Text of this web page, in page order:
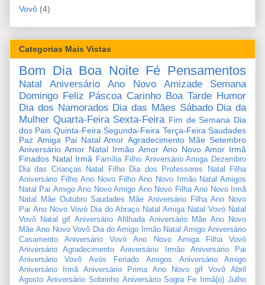
Vovô (4)
Categorias Mais Vistas
Bom Dia Boa Noite Fé Pensamentos
Natal Aniversário Ano Novo Amizade
Semana
Domingo Feliz Páscoa Carinho Boa Tarde Humor
Dia dos Namorados Dia das Mães Sábado Dia da
Mulher Quarta-Feira Sexta-Feira Fim de Semana Dia
dos Pais Quinta-Feira Segunda-Feira Terça-Feira Saudades
Paz Amiga Pai Natal Amor Agradecimento Mãe Setembro
Aniversário Amor Natal Irmão Amor Ano Novo Amor Irmã
Finados Natal Irmã Família Filho Aniversário Amiga Dezembro
Dia das Crianças
Natal Filho Dia dos Professores
Natal Filha
Aniversário Filho Ano Novo Filho Ano Novo Irmão Natal Amigos
Natal Pai Amigo Ano Novo Amigo Ano Novo Filha Ano Novo Irmã
Natal Mãe Outubro Saudades Mãe Aniversário Filha Ano Novo
Pai Ano Novo Vovó Dia do Abraço Natal Amiga Natal Vovó Natal
Vovô
Natal gif Aniversário Afilhada Aniversário Mãe Ano Novo
Mãe Ano Novo Vovô Dia do Amigo Irmão Natal Amigo Aniversário
Casamento
Aniversário Vovó Ano Novo Amiga Filha
Vovó
Aniversário Agradecimento
Aniversário Irmão
Aniversário Pai
Aniversário Vovô
Avós Feriado Amigos
Aniversário Amigo
Aniversário Irmã
Aniversário Prima Ano Novo gif Vovô
Abril
Agosto Aniversário Sobrinho Aniversário Sogra Fe Irmã(o) Julho